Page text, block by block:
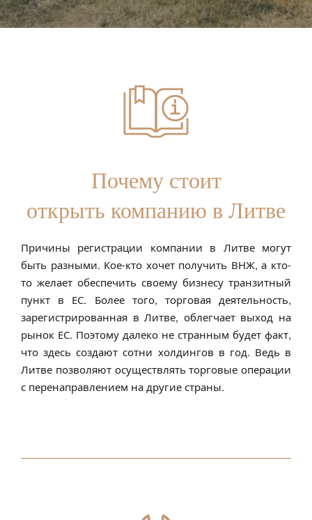
Почему стоит
открыть компанию в Литве
Причины регистрации компании в Литве могут
быть разными. Кое-кто хочет получить ВНЖ, а кто-
то желает обеспечить своему бизнесу транзитный
пункт в ЕС. Более того, торговая деятельность,
зарегистрированная в Литве, облегчает выход на
рынок ЕС. Поэтому далеко не странным будет факт,
что здесь создают сотни холдингов в год. Ведь в
Литве позволяют осуществлять торговые операции
с перенаправлением на другие страны.